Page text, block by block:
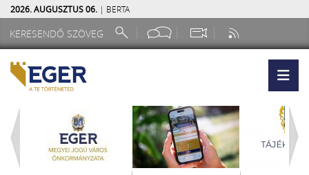
2026. AUGUSZTUS 06. | BERTA